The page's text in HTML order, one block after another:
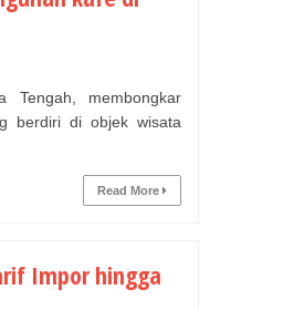
Tengah, membongkar
berdiri di objek wisata
Read More
Impor hingga